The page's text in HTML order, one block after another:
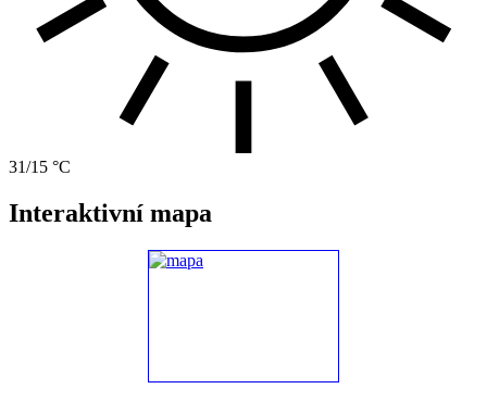
31/15 °C
Interaktivní mapa